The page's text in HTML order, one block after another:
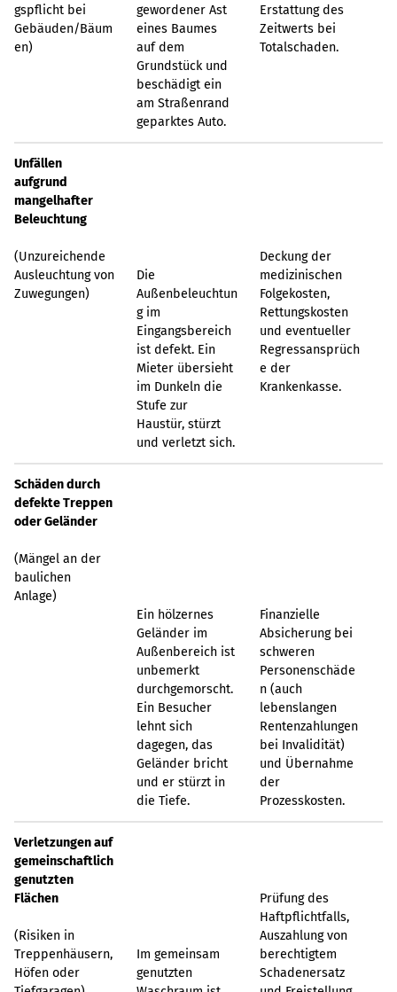
gspflicht bei
Gebäuden/Bäum
en)
gewordener Ast
eines Baumes
auf dem
Grundstück und
beschädigt ein
am Straßenrand
geparktes Auto.
Erstattung des
Zeitwerts bei
Totalschaden.
Unfällen
aufgrund
mangelhafter
Beleuchtung
(Unzureichende
Ausleuchtung von
Zuwegungen)
Die
Außenbeleuchtun
g im
Eingangsbereich
ist defekt. Ein
Mieter übersieht
im Dunkeln die
Stufe zur
Haustür, stürzt
und verletzt sich.
Deckung der
medizinischen
Folgekosten,
Rettungskosten
und eventueller
Regressansprüch
e der
Krankenkasse.
Schäden durch
defekte Treppen
oder Geländer
(Mängel an der
baulichen
Anlage)
Ein hölzernes
Geländer im
Außenbereich ist
unbemerkt
durchgemorscht.
Ein Besucher
lehnt sich
dagegen, das
Geländer bricht
und er stürzt in
die Tiefe.
Finanzielle
Absicherung bei
schweren
Personenschäde
n (auch
lebenslangen
Rentenzahlungen
bei Invalidität)
und Übernahme
der
Prozesskosten.
Verletzungen auf
gemeinschaftlich
genutzten
Flächen
(Risiken in
Treppenhäusern,
Höfen oder
Im gemeinsam
genutzten
Prüfung des
Haftpflichtfalls,
Auszahlung von
berechtigtem
Schadenersatz